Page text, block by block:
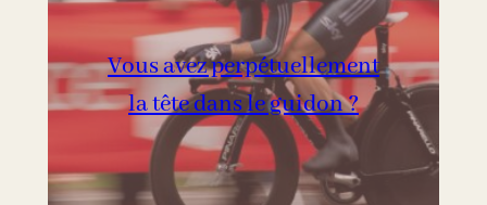
Vous avez perpétuellement
la tête dans le guidon ?